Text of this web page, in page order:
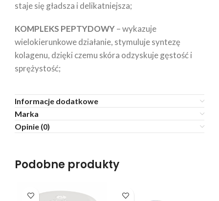
staje się gładsza i delikatniejsza;
KOMPLEKS PEPTYDOWY– wykazuje
wielokierunkowe działanie, stymuluje syntezę
kolagenu, dzięki czemu skóra odzyskuje gęstość i
sprężystość;
Informacje dodatkowe
Marka
Opinie (0)
Podobne produkty